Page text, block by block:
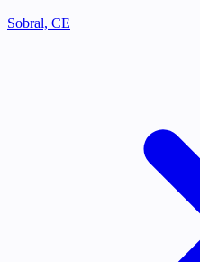
Sobral, CE